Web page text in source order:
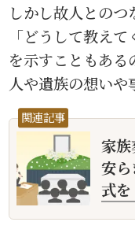
しかし故人とのつ
「どうして教え
を示すこともあ
人や遺族の想いや
関連記事
家
安
式を